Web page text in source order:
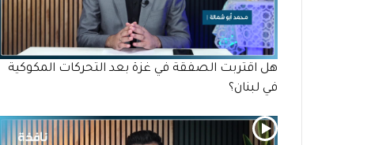
هل اقتربت الصفقة في غزة بعد التحركات المكوكية
في لبنان؟